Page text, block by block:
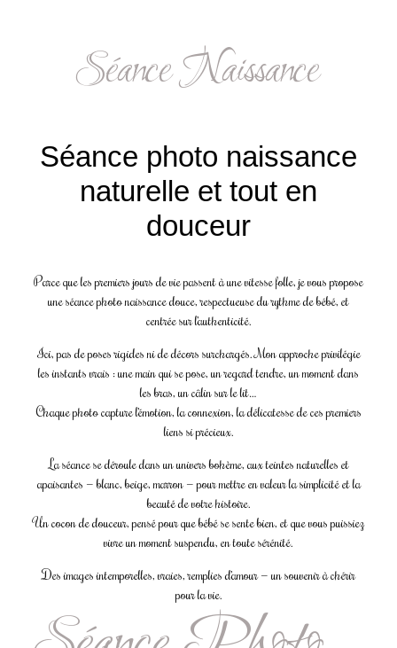
Séance Naissance
Séance photo naissance
naturelle et tout en
douceur
Parce que les premiers jours de vie passent à une vitesse folle, je vous propose
une séance photo naissance douce, respectueuse du rythme de bébé, et
centrée sur l’authenticité.
Ici, pas de poses rigides ni de décors surchargés. Mon approche privilégie
les instants vrais : une main qui se pose, un regard tendre, un moment dans
les bras, un câlin sur le lit…
Chaque photo capture l’émotion, la connexion, la délicatesse de ces premiers
liens si précieux.
La séance se déroule dans un univers bohème, aux teintes naturelles et
apaisantes — blanc, beige, marron — pour mettre en valeur la simplicité et la
beauté de votre histoire.
Un cocon de douceur, pensé pour que bébé se sente bien, et que vous puissiez
vivre un moment suspendu, en toute sérénité.
Des images intemporelles, vraies, remplies d’amour — un souvenir à chérir
pour la vie.